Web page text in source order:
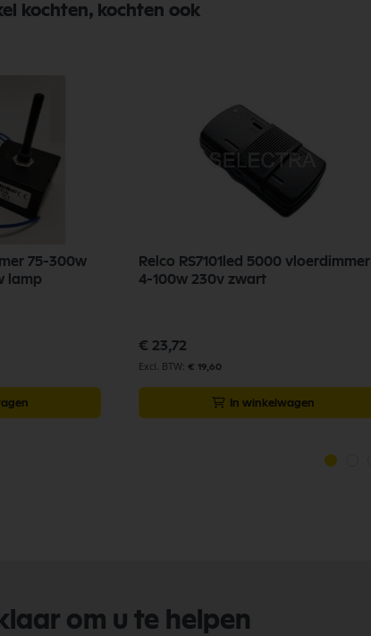
kochten, kochten ook
75-300w
lamp
Relco RS7101led 5000 vloerdimmer
4-100w 230v zwart
€ 23,72
€ 19,60
In winkelwagen
om u te helpen